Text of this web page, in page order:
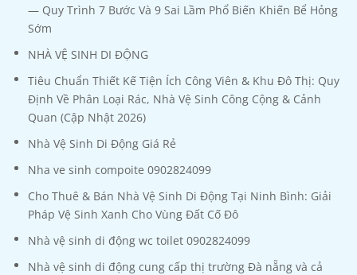
— Quy Trình 7 Bước Và 9 Sai Lầm Phổ Biến Khiến Bể Hỏng
Sớm
NHÀ VỆ SINH DI ĐỘNG
Tiêu Chuẩn Thiết Kế Tiện Ích Công Viên & Khu Đô Thị: Quy
Định Về Phân Loại Rác, Nhà Vệ Sinh Công Cộng & Cảnh
Quan (Cập Nhật 2026)
Nhà Vệ Sinh Di Động Giá Rẻ
Nha ve sinh compoite 0902824099
Cho Thuê & Bán Nhà Vệ Sinh Di Động Tại Ninh Bình: Giải
Pháp Vệ Sinh Xanh Cho Vùng Đất Cố Đô
Nhà vệ sinh di động wc toilet 0902824099
Nhà vệ sinh di động cung cấp thị trường Đà nẵng và cả